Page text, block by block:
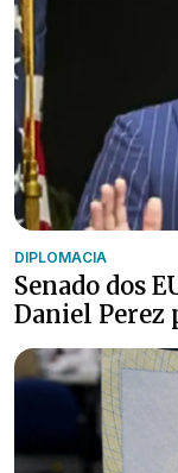
DIPLOMACIA
Senado dos
Daniel Perez